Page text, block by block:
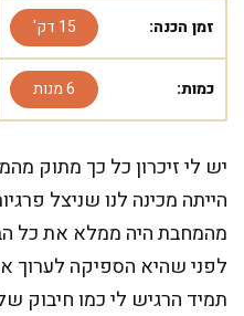
זמן הכנה: 15 דק'
כמות: 6 מנות
יש לי זיכרון כל כך מתוק
הייתה מכינה לנו שניצל
מהמחבת היה ממלא את כל
לפני שהיא הספיקה לערוך
תמיד הרגיש לי כמו חיבוק